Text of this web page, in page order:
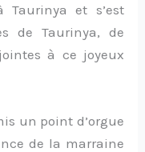
Taurinya et s’est
de Taurinya, de
à ce joyeux
un point d’orgue
de la marraine